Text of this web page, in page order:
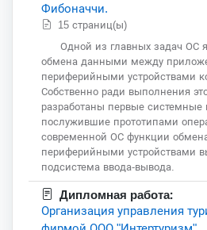
Фибоначчи.
15 страниц(ы)
Одной из главных задач ОС
обмена данными между
периферийными устройствами
Собственно ради выполнения
разработаны первые системные
послужившие прототипами
современной ОС функции
периферийными устройствами
подсистема ввода-вывода.
Дипломная работа:
Организация управления